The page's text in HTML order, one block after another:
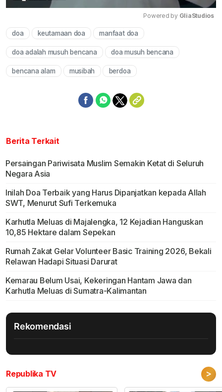
Powered by GliaStudios
doa keutamaan doa manfaat doa
doa adalah musuh bencana doa musuh bencana
bencana alam musibah berdoa
Berita Terkait
Persaingan Pariwisata Muslim Semakin Ketat di Seluruh
Negara Asia
Inilah Doa Terbaik yang Harus Dipanjatkan kepada Allah
SWT, Menurut Sufi Terkemuka
Karhutla Meluas di Majalengka, 12 Kejadian Hanguskan
10,85 Hektare dalam Sepekan
Rumah Zakat Gelar Volunteer Basic Training 2026, Bekali
Relawan Hadapi Situasi Darurat
Kemarau Belum Usai, Kekeringan Hantam Jawa dan
Karhutla Meluas di Sumatra-Kalimantan
Rekomendasi
Republika TV >